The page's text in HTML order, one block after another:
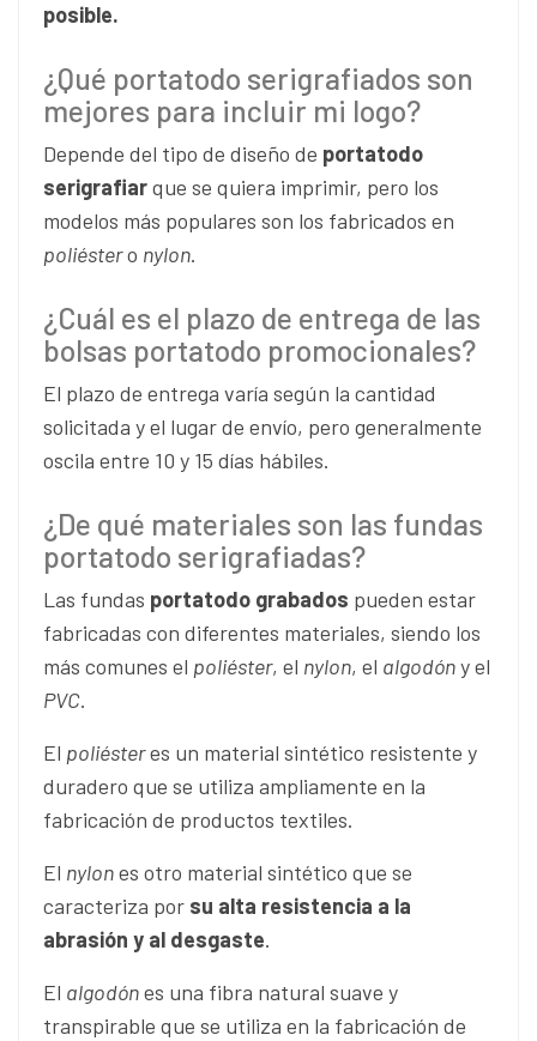
posible.
¿Qué portatodo serigrafiados son
mejores para incluir mi logo?
Depende del tipo de diseño de portatodo
serigrafiarque se quiera imprimir, pero los
modelos más populares son los fabricados en
poliéstero nylon.
¿Cuál es el plazo de entrega de las
bolsas portatodo promocionales?
El plazo de entrega varía según la cantidad
solicitada y el lugar de envío, pero generalmente
oscila entre 10 y 15 días hábiles.
¿De qué materiales son las fundas
portatodo serigrafiadas?
Las fundas portatodo grabados pueden estar
fabricadas con diferentes materiales, siendo los
más comunes el poliéster, el nylon, el algodóny el
PVC.
El poliésteres un material sintético resistente y
duradero que se utiliza ampliamente en la
fabricación de productos textiles.
El nylones otro material sintético que se
caracteriza por su alta resistencia a la
abrasión y al desgaste.
El algodónes una fibra natural suave y
transpirable que se utiliza en la fabricación de